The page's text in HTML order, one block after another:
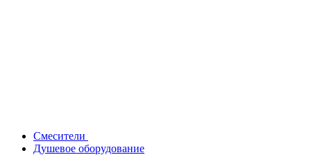
Смесители
Душевое оборудование